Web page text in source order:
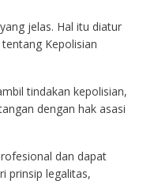
jelas. Hal itu diatur
Kepolisian
tindakan kepolisian,
dengan hak asasi
dan dapat
prinsip legalitas,